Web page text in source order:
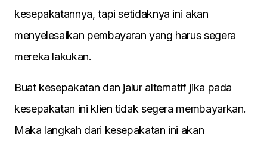
kesepakatannya, tapi setidaknya ini akan
menyelesaikan pembayaran yang harus segera
mereka lakukan.
Buat kesepakatan dan jalur alternatif jika pada
kesepakatan ini klien tidak segera membayarkan.
Maka langkah dari kesepakatan ini akan